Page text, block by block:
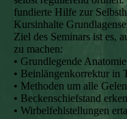
fundierte Hilfe zur
Kursinhalte
Ziel des Seminars ist es,
zu machen:
• Grundlegende
• Beinlängenkorrektur in
• Methoden um alle
• Beckenschiefstand
• Wirbelfehlstellungen